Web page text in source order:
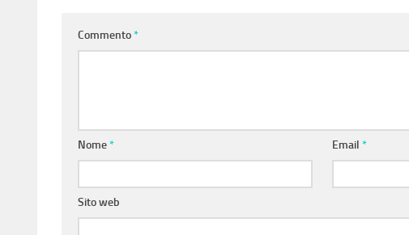
Commento*
Nome* Email*
Sito web